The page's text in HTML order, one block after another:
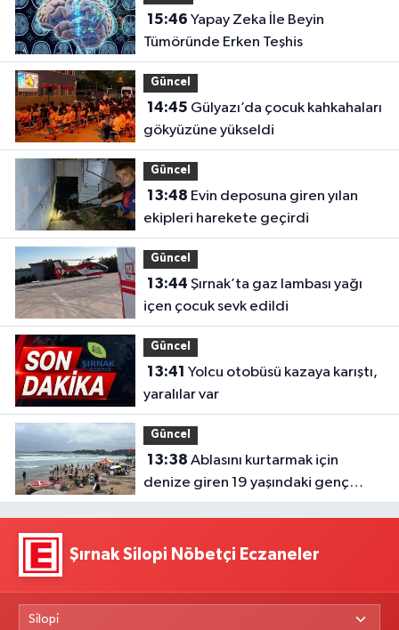
15:46
Tümöründe Erken Teşhis
Güncel
14:45
gökyüzüne yükseldi
Güncel
13:48
ekipleri harekete geçirdi
Güncel
13:44
içen çocuk sevk edildi
Güncel
13:41
yaralılar var
Güncel
13:38
denize giren 19 yaşındaki genç
hayatını kaybetti
Şırnak Silopi Nöbetçi Eczaneler